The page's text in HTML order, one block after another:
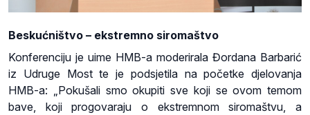
Beskućništvo – ekstremno siromaštvo
Konferenciju je uime HMB-a moderirala Đordana Barbarić
iz Udruge Most te je podsjetila na početke djelovanja
HMB-a: „Pokušali smo okupiti sve koji se ovom temom
bave, koji progovaraju o ekstremnom siromaštvu, a